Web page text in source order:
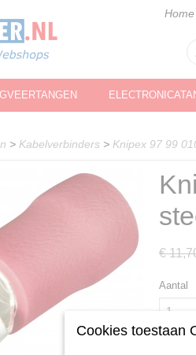
Home
> Kabelverbinders > Knipex 97 99
€
Aantal
Cookies toestaan